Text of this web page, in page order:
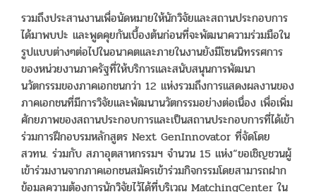
รวมถึงประสานงานเพื่อนัดหมายให้นักวิจัยและสถานประกอบการ
ได้มาพบปะ และพูดคุยกันเบื้องต้นก่อนที่จะพัฒนาความร่วมมือใน
รูปแบบต่างๆต่อไปในอนาคตและภายในงานยังมีโซนนิทรรศการ
ของหน่วยงานภาครัฐที่ให้บริการและสนับสนุนการพัฒนา
นวัตกรรมของภาคเอกชนกว่า 12 แห่งรวมถึงการแสดงผลงานของ
ภาคเอกชนที่มีการวิจัยและพัฒนานวัตกรรมอย่างต่อเนื่อง เพื่อเพิ่ม
ศักยภาพของสถานประกอบการและเป็นสถานประกอบการที่ได้เข้า
ร่วมการฝึกอบรมหลักสูตร Next GenInnovator ที่จัดโดย
สวทน. ร่วมกับ สภาอุตสาหกรรมฯ จำนวน 15 แห่ง“ขอเชิญชวนผู้
เข้าร่วมงานจากภาคเอกชนสมัครเข้าร่วมกิจกรรมโดยสามารถฝาก
ข้อมูลความต้องการนักวิจัยไว้ได้ที่บริเวณ MatchingCenter ใน